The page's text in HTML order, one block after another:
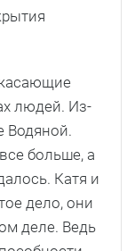
людей. Из-
Водяной.
больше, а
Катя и
дело, они
деле. Ведь